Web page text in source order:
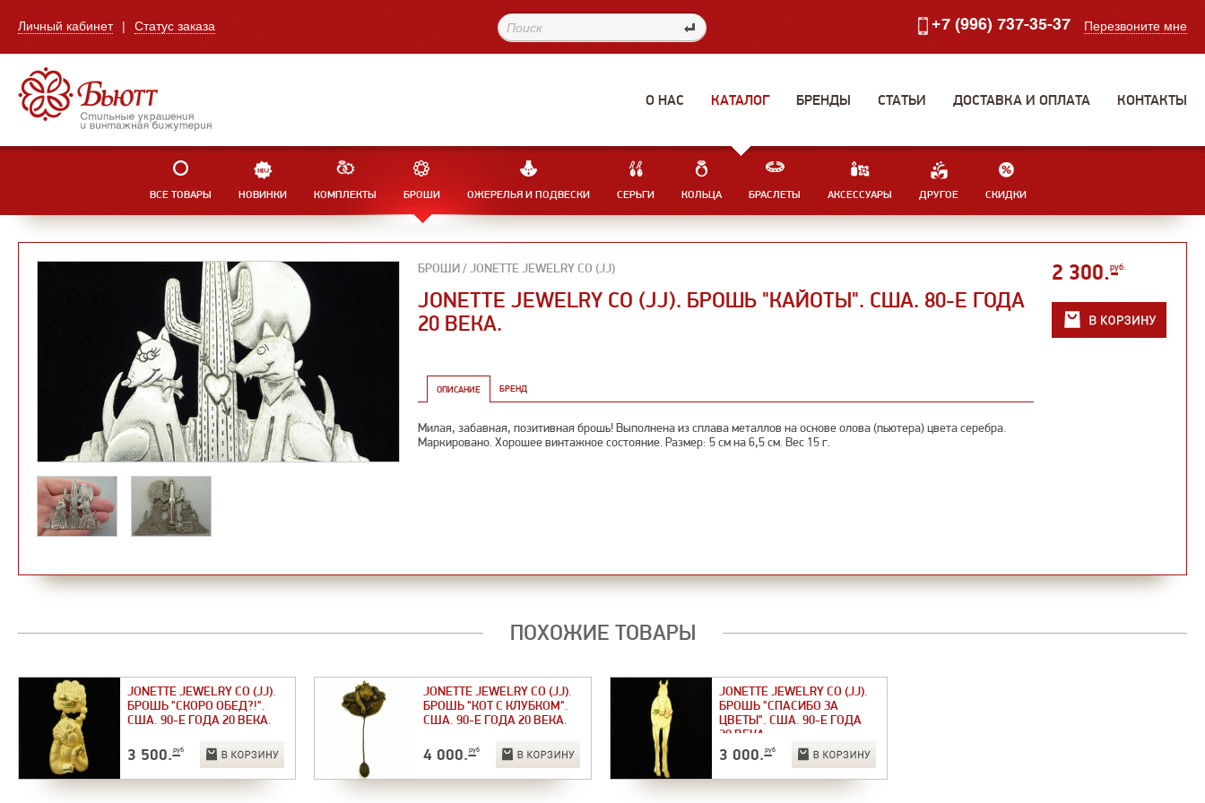
Личный кабинет | Статус заказа +7 (996) 737-35-37 Перезвоните мне
О НАС КАТАЛОГ БРЕНДЫ СТАТЬИ ДОСТАВКА И ОПЛАТА КОНТАКТЫ
ВСЕ ТОВАРЫ НОВИНКИ КОМПЛЕКТЫ БРОШИ ОЖЕРЕЛЬЯ И ПОДВЕСКИ СЕРЬГИ КОЛЬЦА БРАСЛЕТЫ АКСЕССУАРЫ ДРУГОЕ СКИДКИ
БРОШИ / JONETTE JEWELRY CO (JJ)
JONETTE JEWELRY CO (JJ). БРОШЬ "КАЙОТЫ". США. 80-Е ГОДА
20 ВЕКА.
ОПИСАНИЕ БРЕНД
Милая, забавная, позитивная брошь! Выполнена из сплава металлов на основе олова (пьютера) цвета серебра.
Маркировано. Хорошее винтажное состояние. Размер: 5 см на 6,5 см. Вес 15 г.
2 300.-руб.
ПОХОЖИЕ ТОВАРЫ
JONETTE JEWELRY CO (JJ).
БРОШЬ "СКОРО ОБЕД?!".
США. 90-Е ГОДА 20 ВЕКА.
3 500.–руб
JONETTE JEWELRY CO (JJ).
БРОШЬ "КОТ С КЛУБКОМ".
США. 90-Е ГОДА 20 ВЕКА.
4 000.–руб
JONETTE JEWELRY CO (JJ).
БРОШЬ "СПАСИБО ЗА
ЦВЕТЫ". США. 90-Е ГОДА
20 ВЕКА.
3 000.–руб